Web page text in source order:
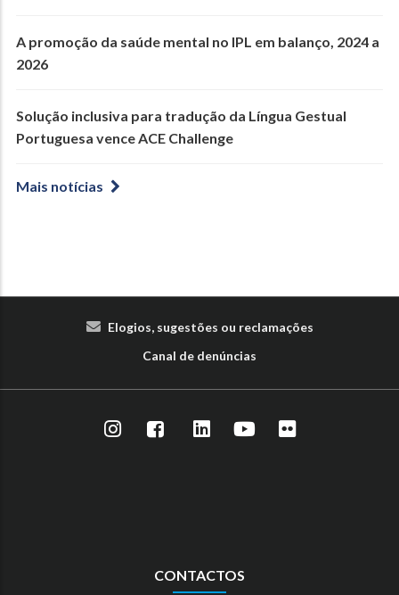
A promoção da saúde mental no IPL em balanço, 2024 a
2026
Solução inclusiva para tradução da Língua Gestual
Portuguesa vence ACE Challenge
Mais notícias
Elogios, sugestões ou reclamações
Canal de denúncias
CONTACTOS